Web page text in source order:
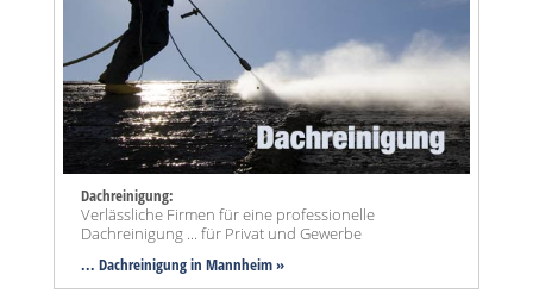
Dachreinigung:
Verlässliche Firmen für eine professionelle
Dachreinigung ... für Privat und Gewerbe
... Dachreinigung in Mannheim »